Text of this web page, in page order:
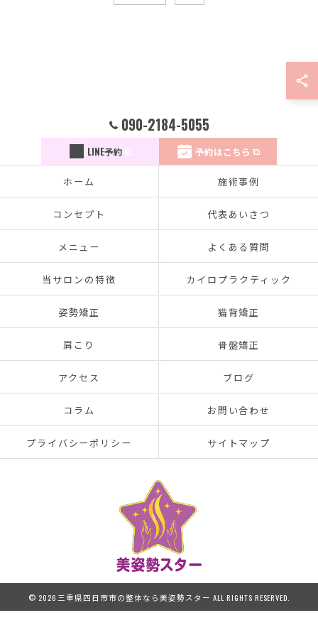
090-2184-5055
LINE予約 予約はこちら
ホーム 施術事例
コンセプト 代表あいさつ
メニュー よくある質問
当サロンの特徴 カイロプラクティック
姿勢矯正 猫背矯正
肩こり 骨盤矯正
アクセス ブログ
コラム お問い合わせ
プライバシーポリシー サイトマップ
© 2026 三重県四日市市の整体なら美姿勢スター ALL RIGHTS RESERVED.